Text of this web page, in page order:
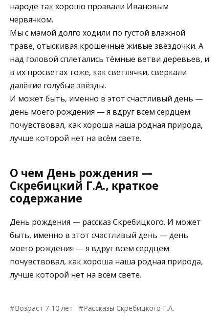
народе так хорошо прозвали Ивановым
червячком.
Мы с мамой долго ходили по густой влажной
траве, отыскивая крошечные живые звёздочки. А
над головой сплетались тёмные ветви деревьев, и
в их просветах тоже, как светлячки, сверкали
далёкие голубые звёзды.
И может быть, именно в этот счастливый день —
день моего рождения — я вдруг всем сердцем
почувствовал, как хороша наша родная природа,
лучше которой нет на всём свете.
О чем День рождения —
Скребицкий Г.А., краткое
содержание
День рождения — рассказ Скребицкого. И может
быть, именно в этот счастливый день — день
моего рождения — я вдруг всем сердцем
почувствовал, как хороша наша родная природа,
лучше которой нет на всём свете.
Возраст 7-10 лет Рассказы Скребицкого Г.А.